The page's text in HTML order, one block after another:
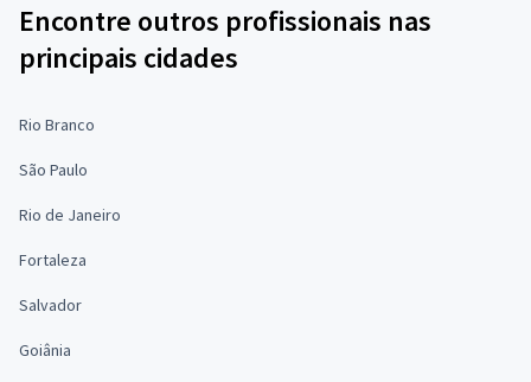
Encontre outros profissionais nas
principais cidades
Rio Branco
São Paulo
Rio de Janeiro
Fortaleza
Salvador
Goiânia